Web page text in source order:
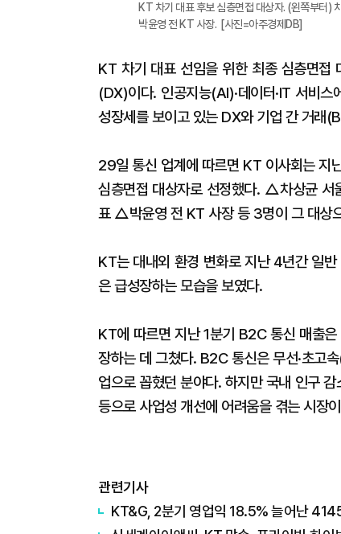
KT 차기 대표 후보 심층면접 대상자. (왼쪽부터)
박윤영 전 KT 사장. [사진=아주경제DB]
KT 차기 대표 선임을 위한 최종 심층면접
(DX)이다. 인공지능(AI)·데이터·IT 서비
성장세를 보이고 있는 DX와 기업 간 거래
29일 통신 업계에 따르면 KT 이사회는 지
심층면접 대상자로 선정했다. △차상균
표 △박윤영 전 KT 사장 등 3명이 그 대상
KT는 대내외 환경 변화로 지난 4년간 일
은 급성장하는 모습을 보였다.
KT에 따르면 지난 1분기 B2C 통신 매
장하는 데 그쳤다. B2C 통신은 무선·초고
업으로 꼽혔던 분야다. 하지만 국내 인구
등으로 사업성 개선에 어려움을 겪는 시장
관련기사
KT&G, 2분기 영업익 18.5% 늘어난